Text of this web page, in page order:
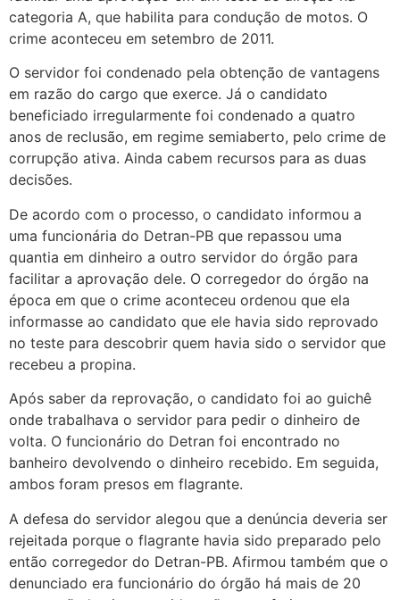
categoria A, que habilita para condução de motos. O
crime aconteceu em setembro de 2011.
O servidor foi condenado pela obtenção de vantagens
em razão do cargo que exerce. Já o candidato
beneficiado irregularmente foi condenado a quatro
anos de reclusão, em regime semiaberto, pelo crime de
corrupção ativa. Ainda cabem recursos para as duas
decisões.
De acordo com o processo, o candidato informou a
uma funcionária do Detran-PB que repassou uma
quantia em dinheiro a outro servidor do órgão para
facilitar a aprovação dele. O corregedor do órgão na
época em que o crime aconteceu ordenou que ela
informasse ao candidato que ele havia sido reprovado
no teste para descobrir quem havia sido o servidor que
recebeu a propina.
Após saber da reprovação, o candidato foi ao guichê
onde trabalhava o servidor para pedir o dinheiro de
volta. O funcionário do Detran foi encontrado no
banheiro devolvendo o dinheiro recebido. Em seguida,
ambos foram presos em flagrante.
A defesa do servidor alegou que a denúncia deveria ser
rejeitada porque o flagrante havia sido preparado pelo
então corregedor do Detran-PB. Afirmou também que o
denunciado era funcionário do órgão há mais de 20